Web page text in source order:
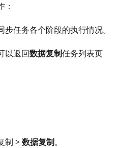
步任务各个阶段的执行情况。
以返回数据复制任务列表页
制 >数据复制。